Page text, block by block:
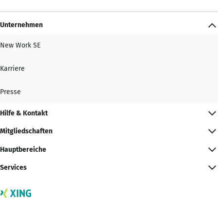
Unternehmen
New Work SE
Karriere
Presse
Hilfe & Kontakt
Mitgliedschaften
Hauptbereiche
Services